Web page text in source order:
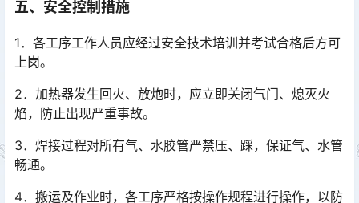
五、安全控制措施
1．各工序工作人员应经过安全技术培训并考试合格后方可
上岗。
2．加热器发生回火、放炮时，应立即关闭气门、熄灭火
焰，防止出现严重事故。
3．焊接过程对所有气、水胶管严禁压、踩，保证气、水管
畅通。
4．搬运及作业时，各工序严格按操作规程进行操作，以防